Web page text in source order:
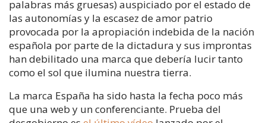
palabras más gruesas) auspiciado por el estado de
las autonomías y la escasez de amor patrio
provocada por la apropiación indebida de la nación
española por parte de la dictadura y sus improntas
han debilitado una marca que debería lucir tanto
como el sol que ilumina nuestra tierra.
La marca España ha sido hasta la fecha poco más
que una web y un conferenciante. Prueba del